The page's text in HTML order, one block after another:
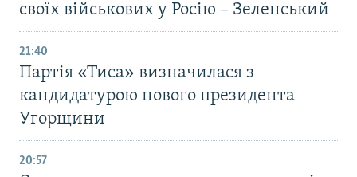
своїх військових у Росію – Зеленський
21:40
Партія «Тиса» визначилася з
кандидатурою нового президента
Угорщини
20:57